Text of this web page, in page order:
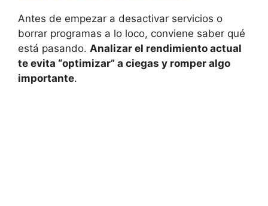
Antes de empezar a desactivar servicios o
borrar programas a lo loco, conviene saber qué
está pasando. Analizar el rendimiento actual
te evita “optimizar” a ciegas y romper algo
importante.